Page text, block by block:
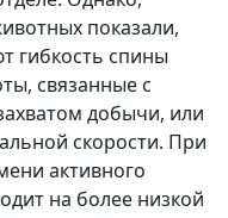
показали,
гибкость спины
связанные с
добычи, или
скорости. При
активного
на более низкой